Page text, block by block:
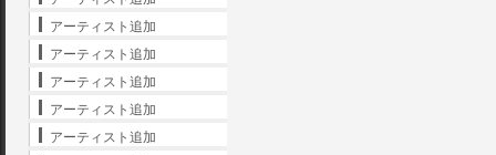
アーティスト追加
アーティスト追加
アーティスト追加
アーティスト追加
アーティスト追加